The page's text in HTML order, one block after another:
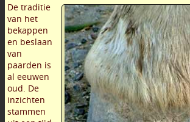
De traditie
van het
bekappen
en beslaan
van
paarden is
al eeuwen
oud. De
inzichten
stammen